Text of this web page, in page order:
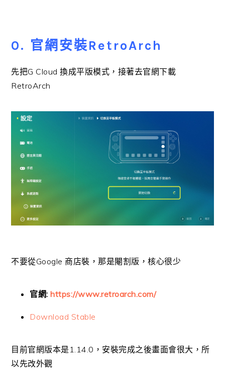
0. 官網安裝RetroArch
先把G Cloud 換成平版模式，接著去官網下載
RetroArch
不要從Google 商店裝，那是閹割版，核心很少
官網:https://www.retroarch.com/
Download Stable
目前官網版本是1.14.0，安裝完成之後畫面會很大，所
以先改外觀